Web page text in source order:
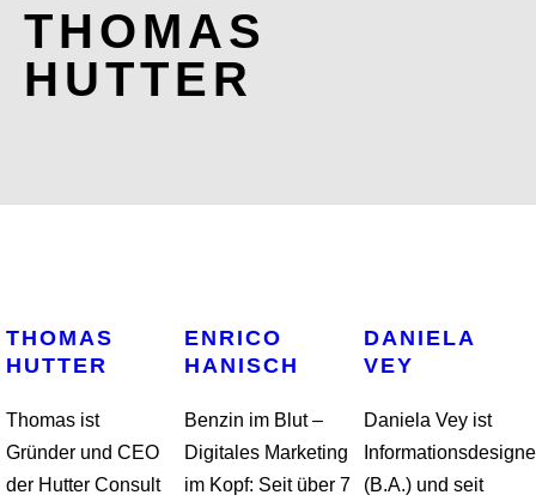
THOMAS
HUTTER
THOMAS
HUTTER
Thomas ist
Gründer und CEO
der Hutter Consult
ENRICO
HANISCH
Benzin im Blut –
Digitales Marketing
im Kopf: Seit über 7
DANIELA
VEY
Daniela Vey ist
(B.A.) und seit